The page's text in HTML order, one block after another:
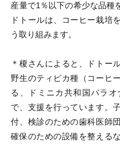
産量で1％以下の希少な品種
ドトールは、コーヒー栽培
う取り組みます。
＊榎さんによると、ドトー
野生のティピカ種（コーヒ
る、ドミニカ共和国パラ
で、支援を行っています。
付、検診のための歯科医師
確保のための設備を整える